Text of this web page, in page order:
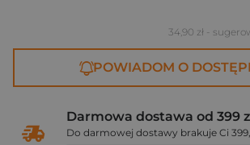
34,90 zł -
POWIADOM O
Darmowa dostawa od 399
Do darmowej dostawy brakuje Ci